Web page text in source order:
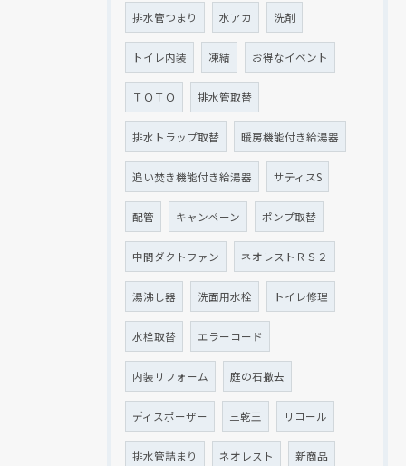
排水管つまり 水アカ 洗剤
トイレ内装 凍結 お得なイベント
ＴＯＴＯ 排水管取替
排水トラップ取替 暖房機能付き給湯器
追い焚き機能付き給湯器 サティスS
配管 キャンペーン ポンプ取替
中間ダクトファン ネオレストＲＳ２
湯沸し器 洗面用水栓 トイレ修理
水栓取替 エラーコード
内装リフォーム 庭の石撤去
ディスポーザー 三乾王 リコール
排水管詰まり ネオレスト 新商品